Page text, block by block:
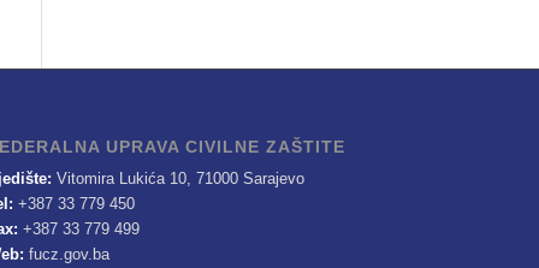
UPRAVA CIVILNE ZAŠTITE
Vitomira Lukića 10, 71000 Sarajevo
+387 33 779 450
+387 33 779 499
fucz.gov.ba